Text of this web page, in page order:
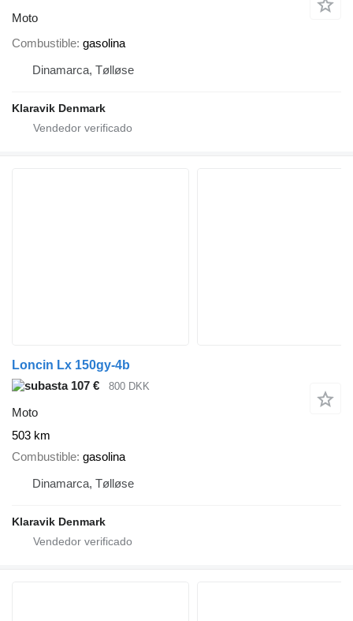
Moto
Combustible gasolina
Dinamarca, Tølløse
Klaravik Denmark
Loncin Lx 150gy-4b
107 €
800 DKK
Moto
503 km
Combustible gasolina
Dinamarca, Tølløse
Klaravik Denmark